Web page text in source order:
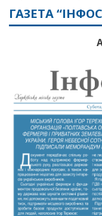
ГАЗЕТА